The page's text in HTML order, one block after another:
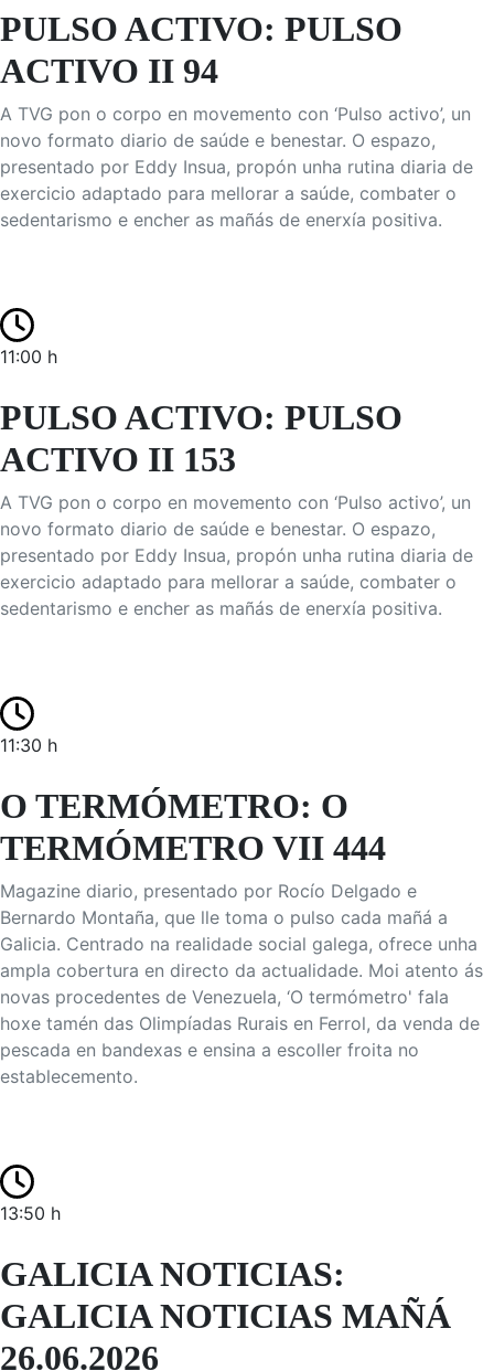
PULSO ACTIVO: PULSO
ACTIVO II 94
A TVG pon o corpo en movemento con ‘Pulso activo’, un
novo formato diario de saúde e benestar. O espazo,
presentado por Eddy Insua, propón unha rutina diaria de
exercicio adaptado para mellorar a saúde, combater o
sedentarismo e encher as mañás de enerxía positiva.
11:00 h
PULSO ACTIVO: PULSO
ACTIVO II 153
A TVG pon o corpo en movemento con ‘Pulso activo’, un
novo formato diario de saúde e benestar. O espazo,
presentado por Eddy Insua, propón unha rutina diaria de
exercicio adaptado para mellorar a saúde, combater o
sedentarismo e encher as mañás de enerxía positiva.
11:30 h
O TERMÓMETRO: O
TERMÓMETRO VII 444
Magazine diario, presentado por Rocío Delgado e
Bernardo Montaña, que lle toma o pulso cada mañá a
Galicia. Centrado na realidade social galega, ofrece unha
ampla cobertura en directo da actualidade. Moi atento ás
novas procedentes de Venezuela, ‘O termómetro' fala
hoxe tamén das Olimpíadas Rurais en Ferrol, da venda de
pescada en bandexas e ensina a escoller froita no
establecemento.
13:50 h
GALICIA NOTICIAS:
GALICIA NOTICIAS MAÑÁ
26.06.2026